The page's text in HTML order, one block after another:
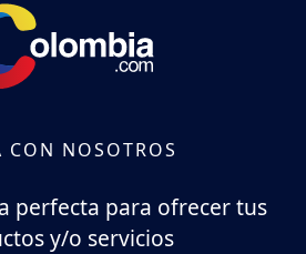
CON NOSOTROS
perfecta para ofrecer tus
y/o servicios